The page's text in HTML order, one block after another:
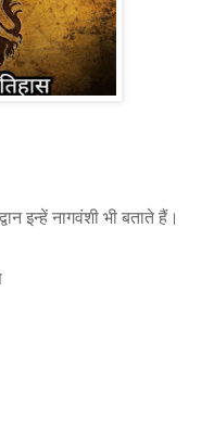
इन्हें नागवंशी भी बताते हैं।